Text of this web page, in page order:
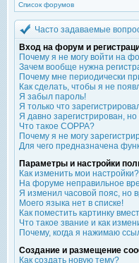
Список форумов
Часто задаваемые
Вход на форум и
Почему я не могу войти на
Зачем вообще нужна
Почему мне периодически
Как сделать, чтобы я не
Я забыл пароль!
Я только что
Я давно зарегистрирован,
Что такое COPPA?
Почему я не могу
Для чего предназначена
Параметры и настройки
Как изменить мои настройки?
На форуме неправильное
Я изменил часовой пояс, но
Моего языка нет в списке!
Как поместить картинку
Что такое звание и как
Почему, когда я нажимаю
Создание и размещение
Как создать новую тему?